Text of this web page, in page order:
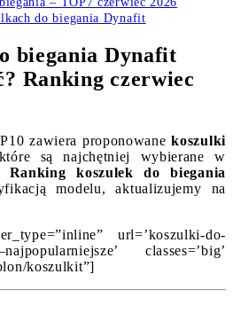
do biegania Dynafit
biegania Dynafit
Ranking czerwiec
zawiera proponowanekoszulki
są najchętniej wybierane w
Ranking koszulek do biegania
modelu, aktualizujemy na
url=’koszulki-do-
classes=’big’
koszulkit”]